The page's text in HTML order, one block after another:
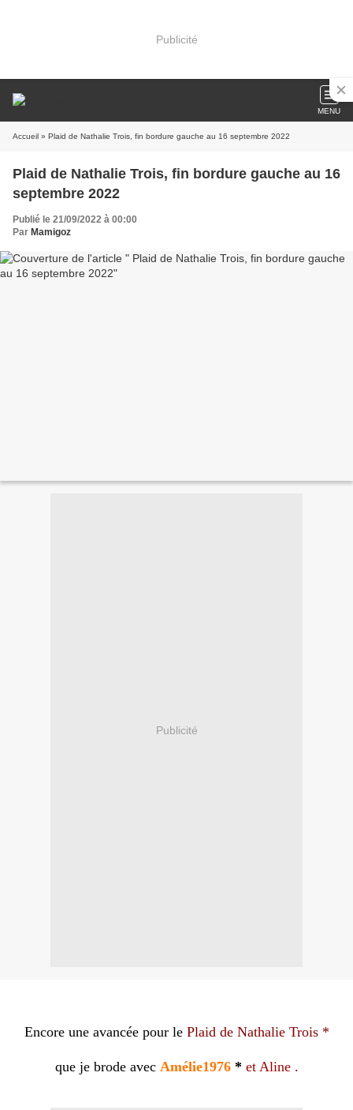
Publicité
MENU
Accueil » Plaid de Nathalie Trois, fin bordure gauche au 16 septembre 2022
Plaid de Nathalie Trois, fin bordure gauche au 16
septembre 2022
Publié le 21/09/2022 à 00:00
Par Mamigoz
Publicité
Encore une avancée pour lePlaid de Nathalie Trois *
que je brode avec Amélie1976* et Aline .